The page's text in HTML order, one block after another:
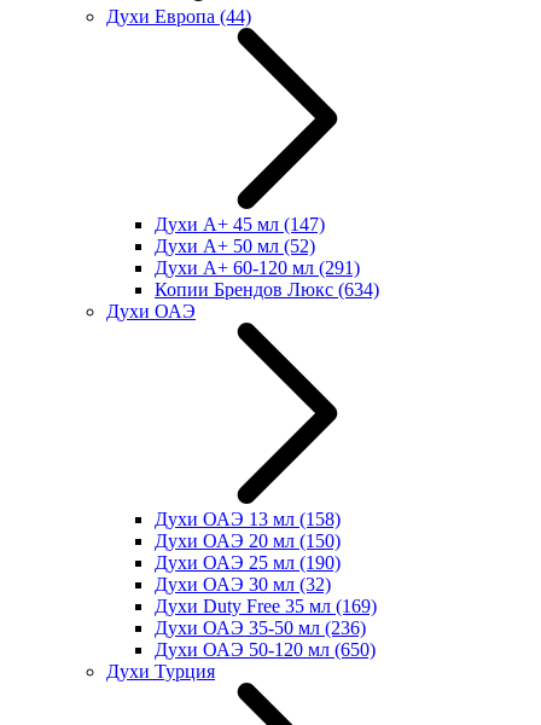
Духи Европа (44)
Духи А+ 45 мл (147)
Духи А+ 50 мл (52)
Духи А+ 60-120 мл (291)
Копии Брендов Люкс (634)
Духи ОАЭ
Духи ОАЭ 13 мл (158)
Духи ОАЭ 20 мл (150)
Духи ОАЭ 25 мл (190)
Духи ОАЭ 30 мл (32)
Духи Duty Free 35 мл (169)
Духи ОАЭ 35-50 мл (236)
Духи ОАЭ 50-120 мл (650)
Духи Турция